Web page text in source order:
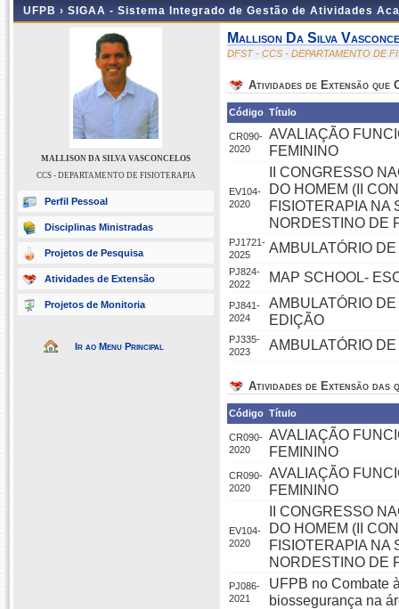
UFPB › SIGAA - Sistema Integrado de Gestão de Atividades
MALLISON DA SILVA VASCONCELOS
CCS - DEPARTAMENTO DE FISIOTERAPIA
Perfil Pessoal
Disciplinas Ministradas
Projetos de Pesquisa
Atividades de Extensão
Projetos de Monitoria
Ir ao Menu Principal
Mallison Da Silva
DFST - CCS - DEPARTAMENTO DE
Atividades de Extensão que
Código Título
CR090-
2020
AVALIAÇÃO
FEMININO
EV104-
2020
II CONGRESSO
DO HOMEM (II
FISIOTERAPIA NA
NORDESTINO DE
PJ1721-
2025
AMBULATÓRIO
PJ824-
2022
MAP SCHOOL-
PJ841-
2024
AMBULATÓRIO
EDIÇÃO
PJ335-
2023
AMBULATÓRIO
Atividades de Extensão das
Código Título
CR090-
2020
AVALIAÇÃO
FEMININO
CR090-
2020
AVALIAÇÃO
FEMININO
EV104-
2020
II CONGRESSO
DO HOMEM (II
FISIOTERAPIA NA
NORDESTINO DE
PJ086-
2021
UFPB no Combate
biossegurança na